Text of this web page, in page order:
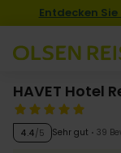
Entdecken
HAVET Hotel
4.4/5 Sehr gut 39